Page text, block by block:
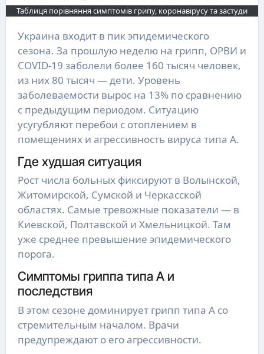
Таблиця порівняння симптомів грипу, коронавірусу та застуди
Украина входит в пик эпидемического
сезона. За прошлую неделю на грипп, ОРВИ и
COVID-19 заболели более 160 тысяч человек,
из них 80 тысяч — дети. Уровень
заболеваемости вырос на 13% по сравнению
с предыдущим периодом. Ситуацию
усугубляют перебои с отоплением в
помещениях и агрессивность вируса типа А.
Где худшая ситуация
Рост числа больных фиксируют в Волынской,
Житомирской, Сумской и Черкасской
областях. Самые тревожные показатели — в
Киевской, Полтавской и Хмельницкой. Там
уже среднее превышение эпидемического
порога.
Симптомы гриппа типа А и
последствия
В этом сезоне доминирует грипп типа А со
стремительным началом. Врачи
предупреждают о его агрессивности.